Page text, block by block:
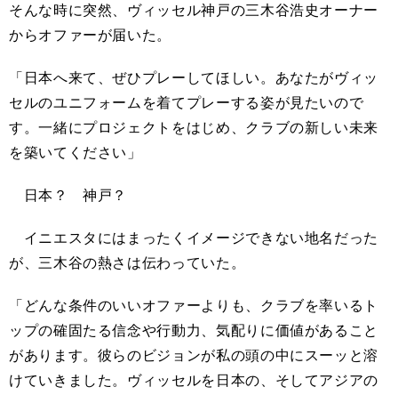
そんな時に突然、ヴィッセル神戸の三木谷浩史オーナー
からオファーが届いた。
「日本へ来て、ぜひプレーしてほしい。あなたがヴィッ
セルのユニフォームを着てプレーする姿が見たいので
す。一緒にプロジェクトをはじめ、クラブの新しい未来
を築いてください」
日本？ 神戸？
イニエスタにはまったくイメージできない地名だった
が、三木谷の熱さは伝わっていた。
「どんな条件のいいオファーよりも、クラブを率いるト
ップの確固たる信念や行動力、気配りに価値があること
があります。彼らのビジョンが私の頭の中にスーッと溶
けていきました。ヴィッセルを日本の、そしてアジアの